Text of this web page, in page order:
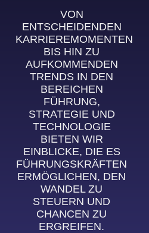
VON
ENTSCHEIDENDEN
KARRIEREMOMENTEN
BIS HIN ZU
AUFKOMMENDEN
TRENDS IN DEN
BEREICHEN
FÜHRUNG,
STRATEGIE UND
TECHNOLOGIE
BIETEN WIR
EINBLICKE, DIE ES
FÜHRUNGSKRÄFTEN
ERMÖGLICHEN, DEN
WANDEL ZU
STEUERN UND
CHANCEN ZU
ERGREIFEN.